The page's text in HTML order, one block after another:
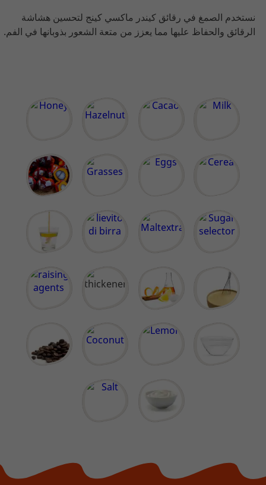
نستخدم الصمغ في رقائق كيندر ماكسي كينج لتحسين هشاشة
الرقائق والحفاظ عليها مما يعزز من متعة الشعور بذوبانها في الفم.